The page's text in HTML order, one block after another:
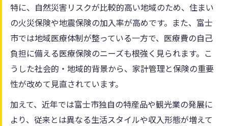
特に、自然災害リスクが比較的高い地域のため、住まい
の火災保険や地震保険の加入率が高めです。また、富士
市では地域医療体制が整っている一方で、医療費の自己
負担に備える医療保険のニーズも根強く見られます。こ
うした社会的・地域的背景から、家計管理と保険の重要
性が改めて見直されています。
加えて、近年では富士市独自の特産品や観光業の発展に
より、従来とは異なる生活スタイルや収入形態が増えて